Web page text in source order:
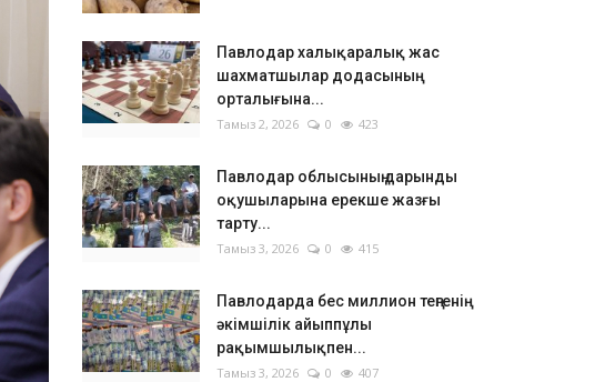
Павлодар халықаралық жас
шахматшылар додасының
орталығына...
Тамыз 2, 2026 0 423
Павлодар облысының дарынды
оқушыларына ерекше жазғы
тарту...
Тамыз 3, 2026 0 415
Павлодарда бес миллион теңгенің
әкімшілік айыппұлы
рақымшылықпен...
Тамыз 3, 2026 0 407